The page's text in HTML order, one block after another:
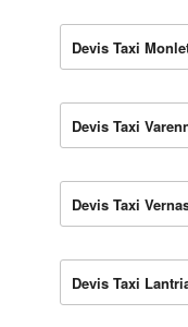
Devis Taxi
Devis Taxi
Devis Taxi
Devis Taxi